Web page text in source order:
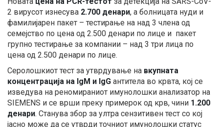
2 вирусот изнесува 2.700 денари, а болницата нуди и
фамилијарен пакет – тестирање на над 3 члена од
семејство по цена од 2.500 денари по лице и пакет
групно тестирање за компании – над 3 три лица по
цена од 2.500 денари по лице.
Серолошкиот тест за утврдување на вкупната
концентрација на IgM и IgG антитела во крвта, кој се
изведува нa реномираниот имунолошки анализатор на
SIEMENS и се врши преку примерок од крв, чини 1.200
денари. Станува збор за ултра сензитивен тест со кој
јасно може да се утврди точниот имунолошки статус